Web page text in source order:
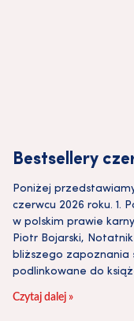
Bestsellery
Poniżej
czerwcu 2026 roku. 1.
w polskim prawie
Piotr Bojarski,
bliższego zapoznania
podlinkowane do
Czytaj dalej »